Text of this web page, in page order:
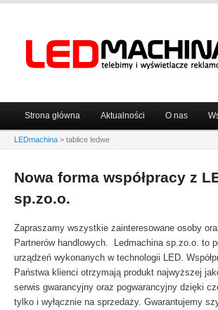
Główne
Przeskocz
do
tekstu
Przeskocz
do
widgetów
Strona główna Aktualności O nas
LEDmachina > tablice ledwe
Nowa forma współpracy z
sp.zo.o.
Zapraszamy wszystkie zainteresowane osoby
Partnerów handlowych. Ledmachina sp.zo.o. to
urządzeń wykonanych w technologii LED.
Państwa klienci otrzymają produkt najwyższej
serwis gwarancyjny oraz pogwarancyjny dzięki
tylko i wyłącznie na sprzedaży. Gwarantujemy